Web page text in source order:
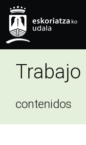
Trabajo
contenidos